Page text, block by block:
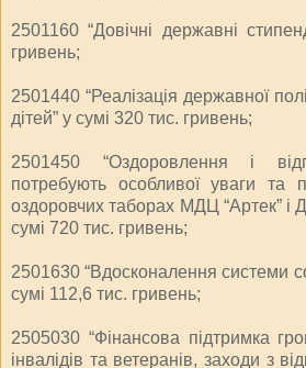
2501160 “Довічні державні
гривень;
2501440 “Реалізація державної
дітей” у сумі 320 тис. гривень;
2501450 “Оздоровлення і
потребують особливої уваги та
оздоровчих таборах МДЦ “Артек” і
сумі 720 тис. гривень;
2501630 “Вдосконалення системи
сумі 112,6 тис. гривень;
2505030 “Фінансова підтримка
інвалідів та ветеранів, заходи з